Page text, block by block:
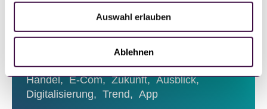
Auswahl erlauben
Ablehnen
Handel, E-Com, Zukunft, Ausblick,
Digitalisierung, Trend, App